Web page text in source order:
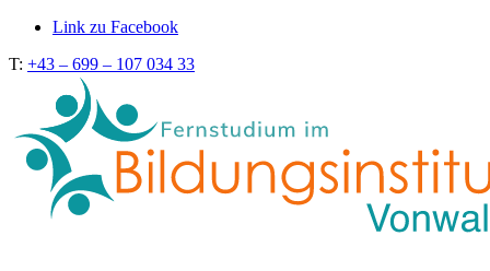
Link zu Facebook
T: +43 – 699 – 107 034 33